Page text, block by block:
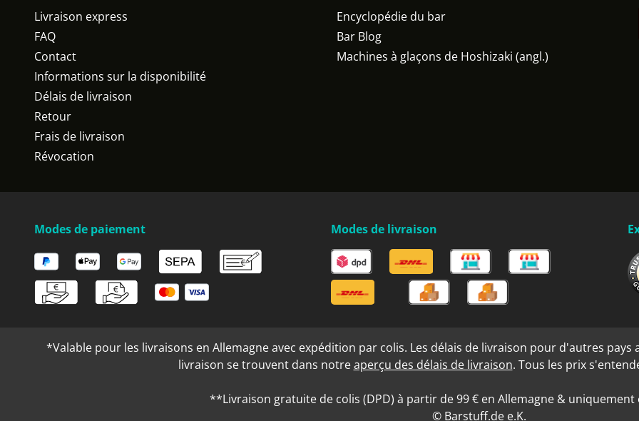
Livraison express
FAQ
Contact
Informations sur la disponibilité
Délais de livraison
Retour
Frais de livraison
Révocation
Encyclopédie du bar
Bar Blog
Machines à glaçons de Hoshizaki (angl.)
Modes de paiement Modes de livraison
*Valable pour les livraisons en Allemagne avec expédition par colis. Les délais de livraison pour d'autres
livraison se trouvent dans notreaperçu des délais de livraison. Tous les prix
**Livraison gratuite de colis (DPD) à partir de 99 € en Allemagne & uniquement
© Barstuff.de e.K.